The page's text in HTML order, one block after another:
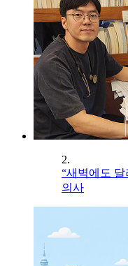
2.
“새벽에도
의사